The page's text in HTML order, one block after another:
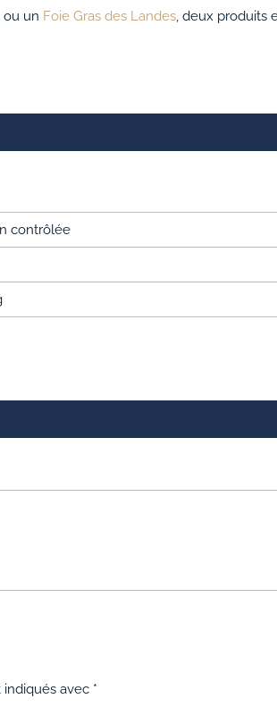
ou un Foie Gras des Landes, deux produits
contrôlée
indiqués avec *